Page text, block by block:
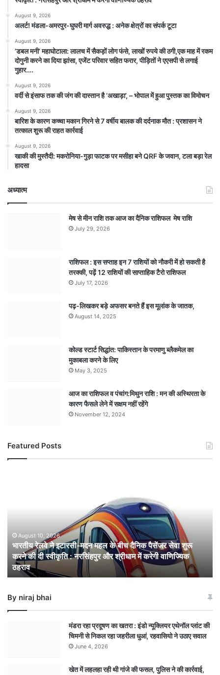
August 9, 2026
अलर्ट! मंडला-अमरपुर-घुघरी मार्ग अवरुद्ध : अनेक क्षेत्रों का संपर्क टूटा
August 9, 2026
​’डबल मनी’ महाघोटाला: लालच में सैकड़ों लोग फंसे, लाखों रुपये की ठगी,एक माह में रकम
दोगुनी करने का दिया झांसा, एजेंट परिवार सहित फरार, पीड़ितों ने एएसपी से लगाई
गुहार….
August 9, 2026
वर्दी से इंसाफ तक की जंग की दास्तान है ‘अखाड़ा’, – भोपाल में हुआ पुस्तक का विमोचन
August 9, 2026
बारिश के कारण कच्चा मकान गिरने से 7 वर्षीय बालक की दर्दनाक मौत : प्रशासन ने
तत्काल शुरू की राहत कार्रवाई
August 9, 2026
खाकी की मुस्तैदी: मकरोनिया-गुड़ा फाटक पर मसीहा बने QRF के जवान, टला बड़ा रेल
हादसा
अध्यात्म
मेष से मीन राशि तक आज का दैनिक राशिफल मेष राशि
July 29, 2026
राशिफल : इस सप्ताह इन 7 राशियों को नौकरी में हो सकती है
तरक्की, पढ़ें 12 राशियों की साप्ताहिक टैरो राशिफल
July 17, 2026
पढ़-लिखकर बड़े अफसर बनते हैं इस मूलांक के जातक,
August 14, 2025
कोल्ड स्टार्ट सिद्धांत: पाकिस्तान के परमाणु ब्लैकमेल का
मुकाबला करने के लिए
May 3, 2025
आज का राशिफल व पंचांग:मिथुन राशि : मन की अस्थिरता के
कारण फैसले लेने में सक्षम नहीं रहेंगे
November 12, 2024
Featured Posts
बीच
दैनिक
पैसेंजर
सेवा
करने
August 10, 2026
भारतीय रेलवे ने इटारसी-मदन महल के बीच दैनिक पैसेंजर सेवा शुरू
करने की दी स्वीकृति : नरसिंहपुर और श्रीधाम में करेगी वाणिज्यिक
ठहराव
By niraj bhai
मंडरा रहा प्रदूषण का खतरा : इंडो न्यूक्लियर एथेनॉल प्लांट की
चिमनी से निकल रहा जहरीला धुआं, रहवासियो ने उठाए सवाल
June 4, 2026
खेत में लहलहा रही थी गांजे की फसल, पुलिस ने की कार्रवाई,